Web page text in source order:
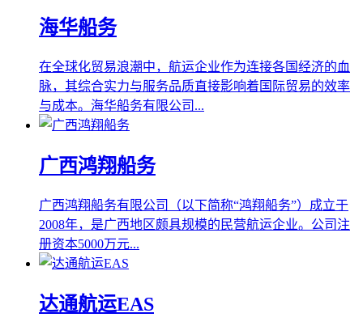
海华船务
在全球化贸易浪潮中，航运企业作为连接各国经济的血
脉，其综合实力与服务品质直接影响着国际贸易的效率
与成本。海华船务有限公司...
广西鸿翔船务
广西鸿翔船务有限公司（以下简称“鸿翔船务”）成立于
2008年，是广西地区颇具规模的民营航运企业。公司注
册资本5000万元...
达通航运EAS